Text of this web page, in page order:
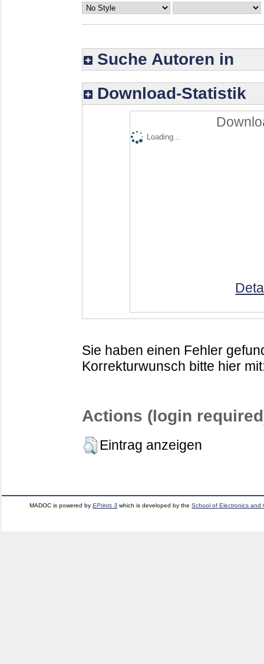
Suche Autoren in
Download-Statistik
Loading...
Sie haben einen Fehler
Korrekturwunsch bitte hier
Actions (login
Eintrag anzeigen
MADOC is powered byEPrints 3 which is developed by theSchool of Electronics and